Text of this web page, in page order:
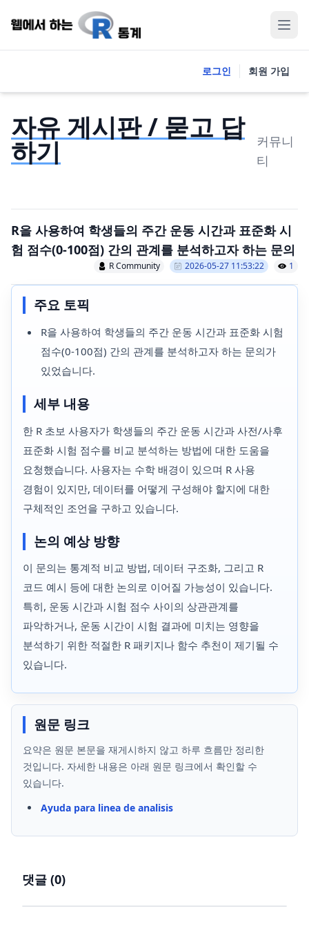
로그인 회원 가입
자유 게시판 / 묻고 답
하기
커뮤니
티
R을 사용하여 학생들의 주간 운동 시간과 표준화 시
험 점수(0-100점) 간의 관계를 분석하고자 하는 문의
R Community 2026-05-27 11:53:22 1
주요 토픽
R을 사용하여 학생들의 주간 운동 시간과 표준화 시험
점수(0-100점) 간의 관계를 분석하고자 하는 문의가
있었습니다.
세부 내용
한 R 초보 사용자가 학생들의 주간 운동 시간과 사전/사후
표준화 시험 점수를 비교 분석하는 방법에 대한 도움을
요청했습니다. 사용자는 수학 배경이 있으며 R 사용
경험이 있지만, 데이터를 어떻게 구성해야 할지에 대한
구체적인 조언을 구하고 있습니다.
논의 예상 방향
이 문의는 통계적 비교 방법, 데이터 구조화, 그리고 R
코드 예시 등에 대한 논의로 이어질 가능성이 있습니다.
특히, 운동 시간과 시험 점수 사이의 상관관계를
파악하거나, 운동 시간이 시험 결과에 미치는 영향을
분석하기 위한 적절한 R 패키지나 함수 추천이 제기될 수
있습니다.
원문 링크
요약은 원문 본문을 재게시하지 않고 하루 흐름만 정리한
것입니다. 자세한 내용은 아래 원문 링크에서 확인할 수
있습니다.
Ayuda para linea de analisis
댓글 (0)